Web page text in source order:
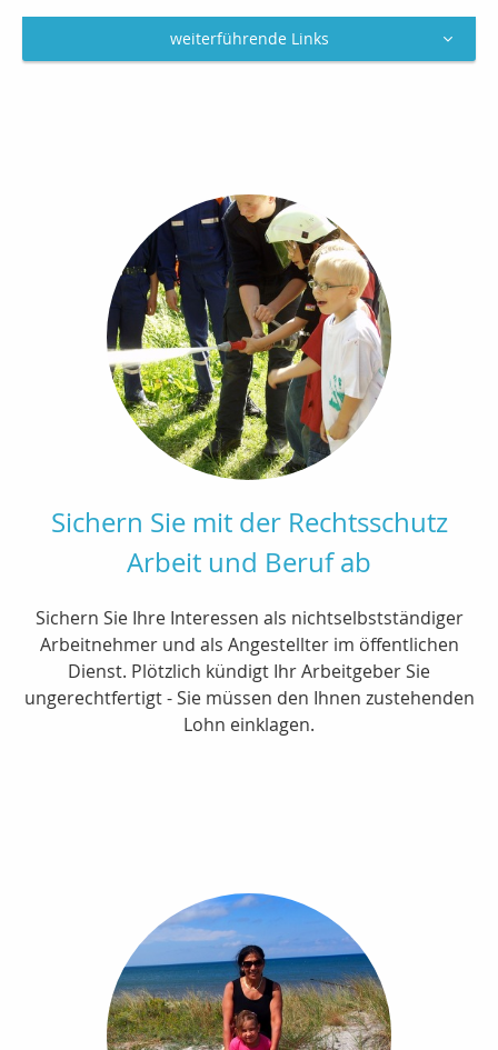
weiterführende Links
Sichern Sie mit der Rechtsschutz
Arbeit und Beruf ab
Sichern Sie Ihre Interessen als nichtselbstständiger
Arbeitnehmer und als Angestellter im öffentlichen
Dienst. Plötzlich kündigt Ihr Arbeitgeber Sie
ungerechtfertigt - Sie müssen den Ihnen zustehenden
Lohn einklagen.